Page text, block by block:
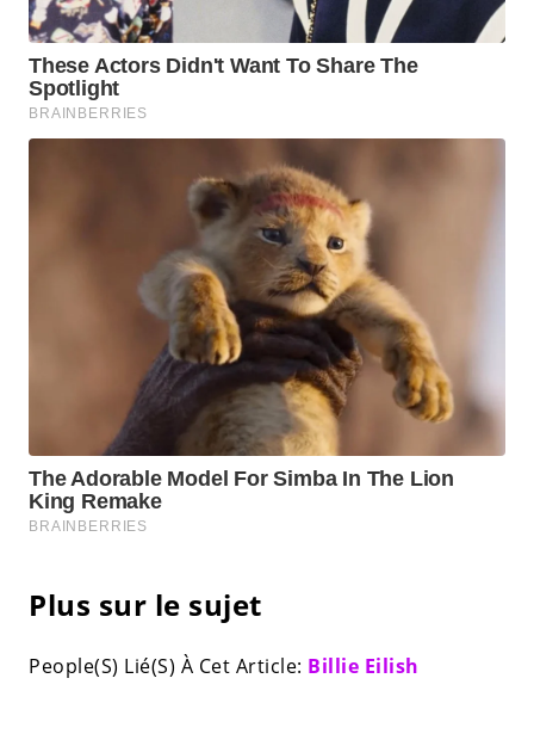
Plus sur le sujet
People(S) Lié(S) À Cet Article: Billie Eilish